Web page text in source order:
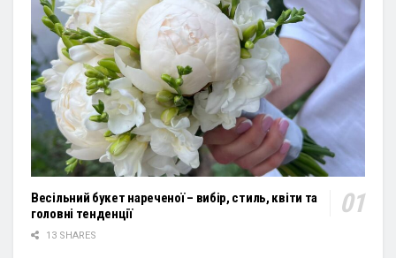
Весільний букет нареченої – вибір, стиль, квіти та
головні тенденції
13 SHARES